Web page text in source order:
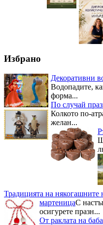
Избрано
Декоративни
Водопадите,
форма...
По случай
Колкото по-
желан...
Традицията на някогашните
мартеницаС
осигурете празн...
От раклата на баба